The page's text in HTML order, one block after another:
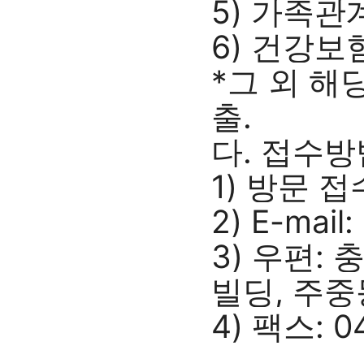
5) 가족관
6) 건강보
*그 외 해
출.
다. 접수방
1) 방문 접
2) E-
3) 우편:
빌딩, 주
4) 팩스: